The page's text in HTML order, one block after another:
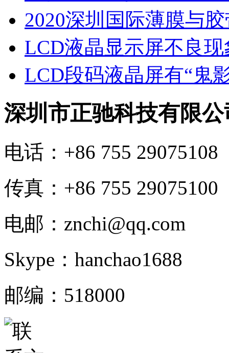
2020深圳国际薄膜与
LCD液晶显示屏不良
LCD段码液晶屏有“鬼
深圳市正驰科技有限公
电话：+86 755 29075108
传真：+86 755 29075100
电邮：znchi@qq.com
Skype：hanchao1688
邮编：518000